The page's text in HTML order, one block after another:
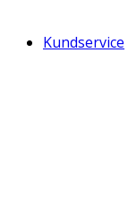
Kundservice